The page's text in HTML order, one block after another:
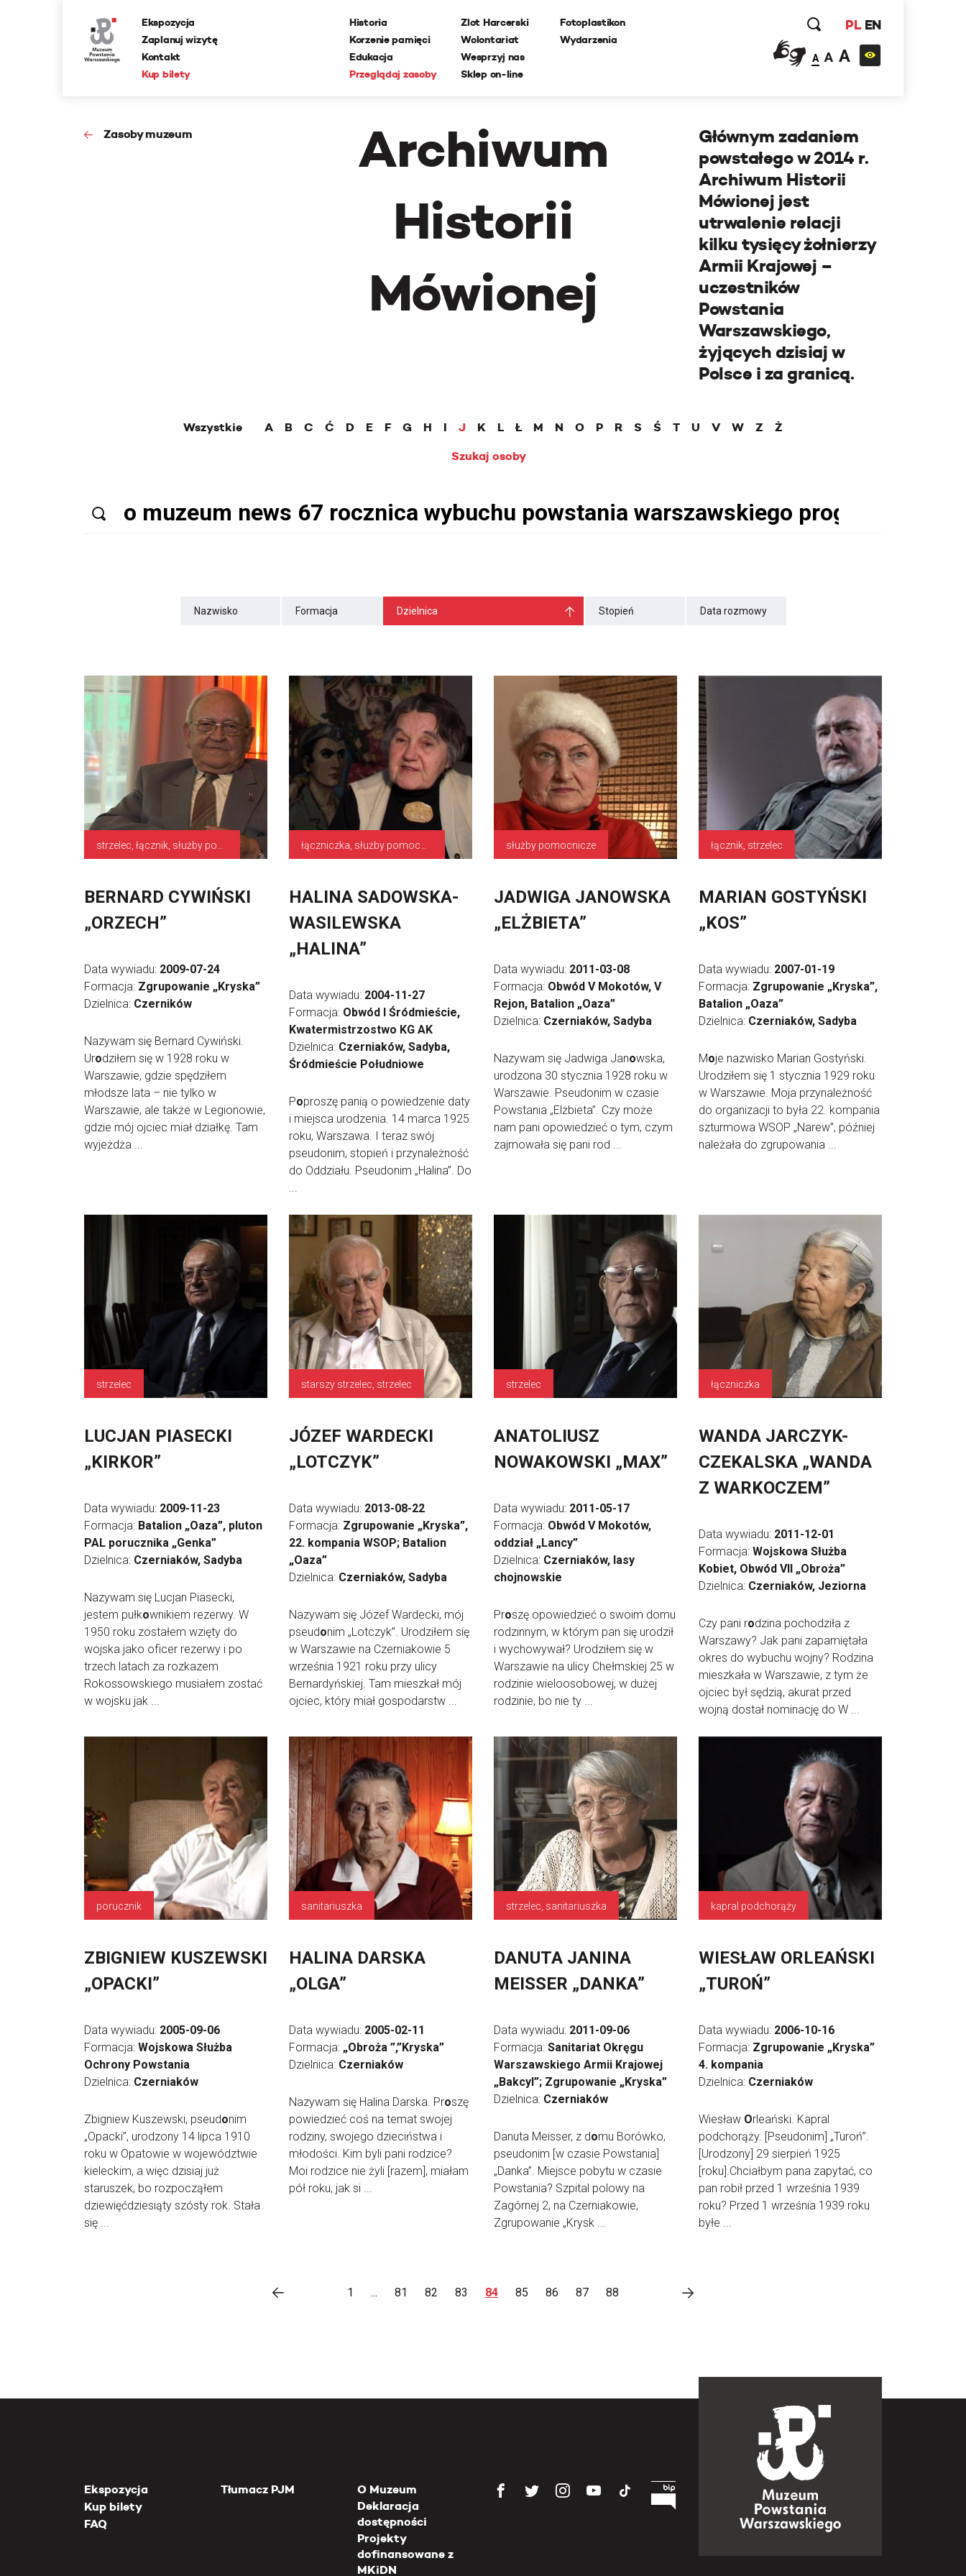
Ekspozycja
Zaplanuj wizytę
Kontakt
Kup bilety
Historia
Korzenie pamięci
Edukacja
Przeglądaj zasoby
Zlot Harcerski
Wolontariat
Wesprzyj nas
Sklep on-line
Fotoplastikon
Wydarzenia
PL EN
A A A
Zasoby muzeum
Archiwum
Historii
Mówionej
Głównym zadaniem
powstałego w 2014 r.
Archiwum Historii
Mówionej jest
utrwalenie relacji
kilku tysięcy żołnierzy
Armii Krajowej –
uczestników
Powstania
Warszawskiego,
żyjących dzisiaj w
Polsce i za granicą.
Wszystkie A B C Ć D E F G H I J K L Ł M N O P R S Ś T U V W Z
Ż
Szukaj osoby
Nazwisko Formacja Dzielnica Stopień Data rozmowy
BERNARD CYWIŃSKI
„ORZECH”
Data wywiadu: 2009-07-24
Formacja: Zgrupowanie „Kryska”
Dzielnica: Czerników
Nazywam się Bernard Cywiński.
Urodziłem się w 1928 roku w
Warszawie, gdzie spędziłem
młodsze lata – nie tylko w
Warszawie, ale także w Legionowie,
gdzie mój ojciec miał działkę. Tam
wyjeżdża ...
HALINA SADOWSKA-
WASILEWSKA
„HALINA”
Data wywiadu: 2004-11-27
Formacja: Obwód I Śródmieście,
Kwatermistrzostwo KG AK
Dzielnica: Czerniaków, Sadyba,
Śródmieście Południowe
Poproszę panią o powiedzenie daty
i miejsca urodzenia. 14 marca 1925
roku, Warszawa. I teraz swój
pseudonim, stopień i przynależność
do Oddziału. Pseudonim „Halina”. Do
...
służby pomocnicze
JADWIGA JANOWSKA
„ELŻBIETA”
Data wywiadu: 2011-03-08
Formacja: Obwód V Mokotów, V
Rejon, Batalion „Oaza”
Dzielnica: Czerniaków, Sadyba
Nazywam się Jadwiga Janowska,
urodzona 30 stycznia 1928 roku w
Warszawie. Pseudonim w czasie
Powstania „Elżbieta”. Czy może
nam pani opowiedzieć o tym, czym
zajmowała się pani rod ...
łącznik, strzelec
MARIAN GOSTYŃSKI
„KOS”
Data wywiadu: 2007-01-19
Formacja: Zgrupowanie „Kryska”,
Batalion „Oaza”
Dzielnica: Czerniaków, Sadyba
Moje nazwisko Marian Gostyński.
Urodziłem się 1 stycznia 1929 roku
w Warszawie. Moja przynależność
do organizacji to była 22. kompania
szturmowa WSOP „Narew”, później
należała do zgrupowania ...
strzelec
LUCJAN PIASECKI
„KIRKOR”
Data wywiadu: 2009-11-23
Formacja: Batalion „Oaza”, pluton
PAL porucznika „Genka”
Dzielnica: Czerniaków, Sadyba
Nazywam się Lucjan Piasecki,
jestem pułkownikiem rezerwy. W
1950 roku zostałem wzięty do
wojska jako oficer rezerwy i po
trzech latach za rozkazem
Rokossowskiego musiałem zostać
w wojsku jak ...
starszy strzelec, strzelec
JÓZEF WARDECKI
„LOTCZYK”
Data wywiadu: 2013-08-22
Formacja: Zgrupowanie „Kryska”,
22. kompania WSOP; Batalion
„Oaza”
Dzielnica: Czerniaków, Sadyba
Nazywam się Józef Wardecki, mój
pseudonim „Lotczyk”. Urodziłem się
w Warszawie na Czerniakowie 5
września 1921 roku przy ulicy
Bernardyńskiej. Tam mieszkał mój
ojciec, który miał gospodarstw ...
strzelec
ANATOLIUSZ
NOWAKOWSKI „MAX”
Data wywiadu: 2011-05-17
Formacja: Obwód V Mokotów,
oddział „Lancy”
Dzielnica: Czerniaków, lasy
chojnowskie
Proszę opowiedzieć o swoim domu
rodzinnym, w którym pan się urodził
i wychowywał? Urodziłem się w
Warszawie na ulicy Chełmskiej 25 w
rodzinie wieloosobowej, w dużej
rodzinie, bo nie ty ...
łączniczka
WANDA JARCZYK-
CZEKALSKA „WANDA
Z WARKOCZEM”
Data wywiadu: 2011-12-01
Formacja: Wojskowa Służba
Kobiet, Obwód VII „Obroża”
Dzielnica: Czerniaków, Jeziorna
Czy pani rodzina pochodziła z
Warszawy? Jak pani zapamiętała
okres do wybuchu wojny? Rodzina
mieszkała w Warszawie, z tym że
ojciec był sędzią, akurat przed
wojną dostał nominację do W ...
porucznik
ZBIGNIEW KUSZEWSKI
„OPACKI”
Data wywiadu: 2005-09-06
Formacja: Wojskowa Służba
Ochrony Powstania
Dzielnica: Czerniaków
Zbigniew Kuszewski, pseudonim
„Opacki”, urodzony 14 lipca 1910
roku w Opatowie w województwie
kieleckim, a więc dzisiaj już
staruszek, bo rozpocząłem
dziewięćdziesiąty szósty rok. Stała
się ...
sanitariuszka
HALINA DARSKA
„OLGA”
Data wywiadu: 2005-02-11
Formacja: „Obroża ”,”Kryska”
Dzielnica: Czerniaków
Nazywam się Halina Darska. Proszę
powiedzieć coś na temat swojej
rodziny, swojego dzieciństwa i
młodości. Kim byli pani rodzice?
Moi rodzice nie żyli [razem], miałam
pół roku, jak si ...
strzelec, sanitariuszka
DANUTA JANINA
MEISSER „DANKA”
Data wywiadu: 2011-09-06
Formacja: Sanitariat Okręgu
Warszawskiego Armii Krajowej
„Bakcyl”; Zgrupowanie „Kryska”
Dzielnica: Czerniaków
Danuta Meisser, z domu Borówko,
pseudonim [w czasie Powstania]
„Danka”. Miejsce pobytu w czasie
Powstania? Szpital polowy na
Zagórnej 2, na Czerniakowie,
Zgrupowanie „Krysk ...
kapral podchorąży
WIESŁAW ORLEAŃSKI
„TUROŃ”
Data wywiadu: 2006-10-16
Formacja: Zgrupowanie „Kryska”
4. kompania
Dzielnica: Czerniaków
Wiesław Orleański. Kapral
podchorąży. [Pseudonim] „Turoń”.
[Urodzony] 29 sierpień 1925
[roku].Chciałbym pana zapytać, co
pan robił przed 1 września 1939
roku? Przed 1 września 1939 roku
byłe ...
1 ... 81 82 83 84 85 86 87 88
Ekspozycja
Kup bilety
FAQ
Tłumacz PJM
O Muzeum
Deklaracja
dostępności
Projekty
dofinansowane z
MKiDN